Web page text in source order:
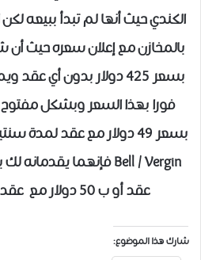
الكندي حيث أنها لم تبدأ ببيعه
بسعر ٤٢٥ دولار بدون أي
فورا بهذا السعر وبشكل
بسعر ٤٩ دولار مع عقد لمدة
عقد أو ب ٥٠ دولار مع عقد لمدة سنتين أيضا.
شارك هذا الموضوع: